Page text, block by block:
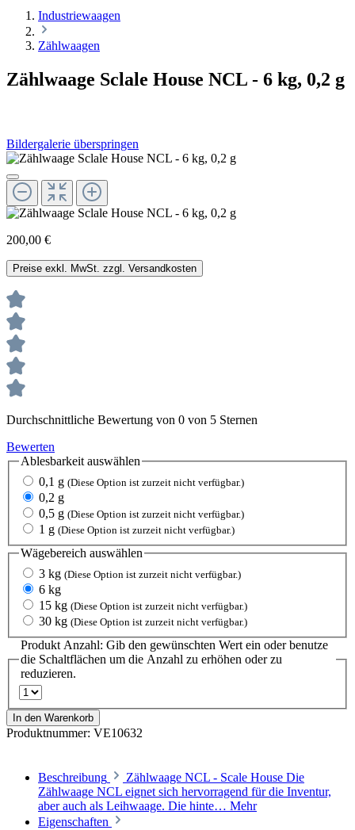
Industriewaagen
Zählwaagen
Zählwaage Sclale House NCL - 6 kg, 0,2 g
Bildergalerie überspringen
200,00 €
Preise exkl. MwSt. zzgl. Versandkosten
Durchschnittliche Bewertung von 0 von 5 Sternen
Bewerten
Ablesbarkeitauswählen
0,1 g (Diese Option ist zurzeit nicht verfügbar.)
0,2 g
0,5 g (Diese Option ist zurzeit nicht verfügbar.)
1 g (Diese Option ist zurzeit nicht verfügbar.)
Wägebereich auswählen
3 kg (Diese Option ist zurzeit nicht verfügbar.)
6 kg
15 kg (Diese Option ist zurzeit nicht verfügbar.)
30 kg (Diese Option ist zurzeit nicht verfügbar.)
Produkt Anzahl: Gib den gewünschten Wert ein oder benutze
die Schaltflächen um die Anzahl zu erhöhen oder zu
reduzieren.
In den Warenkorb
Produktnummer: VE10632
Beschreibung
Zählwaage NCL - Scale House Die
Zählwaage NCL eignet sich hervorragend für die Inventur,
aber auch als Leihwaage. Die hinte… Mehr
Eigenschaften